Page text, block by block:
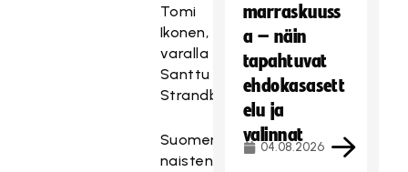
Tomi
Ikonen,
varalla
Santtu
Strandberg
Suomen
naisten
marraskuuss
a – näin
tapahtuvat
ehdokasasett
elu ja
valinnat
04.08.2026